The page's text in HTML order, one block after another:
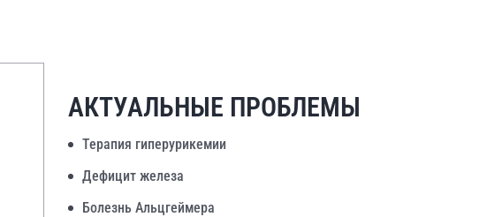
АКТУАЛЬНЫЕ ПРОБЛЕМЫ
Терапия гиперурикемии
Дефицит железа
Болезнь Альцгеймера